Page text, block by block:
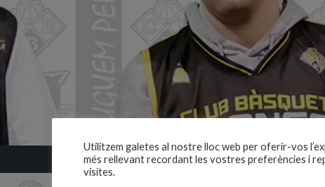
13 ERIC GARCIA «ERIC»
Utilitzem galetes al nostre lloc web per oferir-vos
més rellevant recordant les vostres preferències i
visites.